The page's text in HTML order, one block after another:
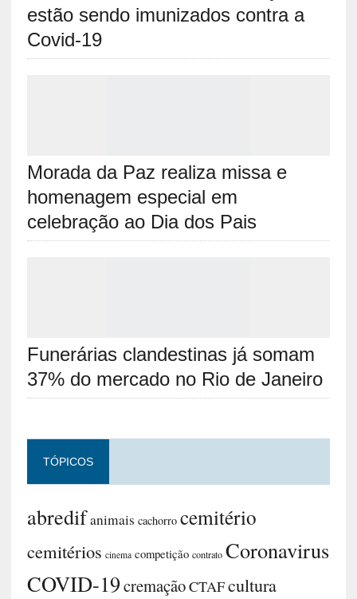
estão sendo imunizados contra a
Covid-19
Morada da Paz realiza missa e
homenagem especial em
celebração ao Dia dos Pais
Funerárias clandestinas já somam
37% do mercado no Rio de Janeiro
TÓPICOS
abredifanimais cachorro cemitério
cemitérios cinema competição contrato Coronavirus
COVID-19cremaçãoCTAFcultura